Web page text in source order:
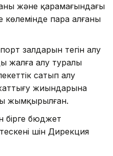
және қарамағындағы
пара алғаны
залдарын тегін алу
жалға алу туралы
сатып алу
жиындарына
жымқырылған.
бюджет
үшін Дирекция